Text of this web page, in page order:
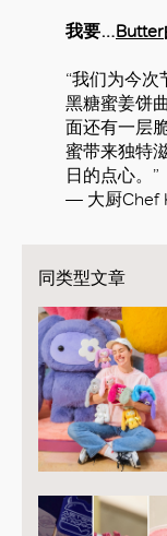
我要…Butter
“我们为今
黑糖蜜姜饼
面还有一层
蜜带来独特
日的点心。”
— 大厨Chef
同类型文章